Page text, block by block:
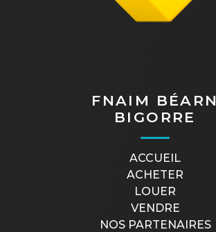
FNAIM BÉARN
BIGORRE
ACCUEIL
ACHETER
LOUER
VENDRE
NOS PARTENAIRES